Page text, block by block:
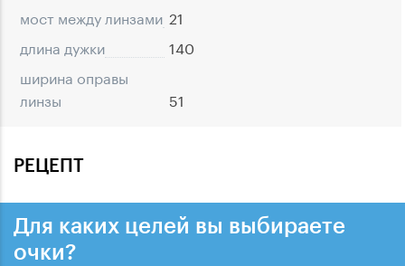
мост между линзами 21
длина дужки
140
ширина оправы
линзы
51
РЕЦЕПТ
Для каких целей вы выбираете
очки?